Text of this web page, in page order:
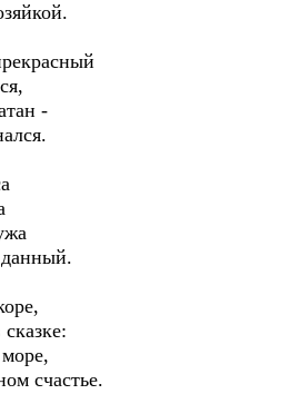
-
счастье.